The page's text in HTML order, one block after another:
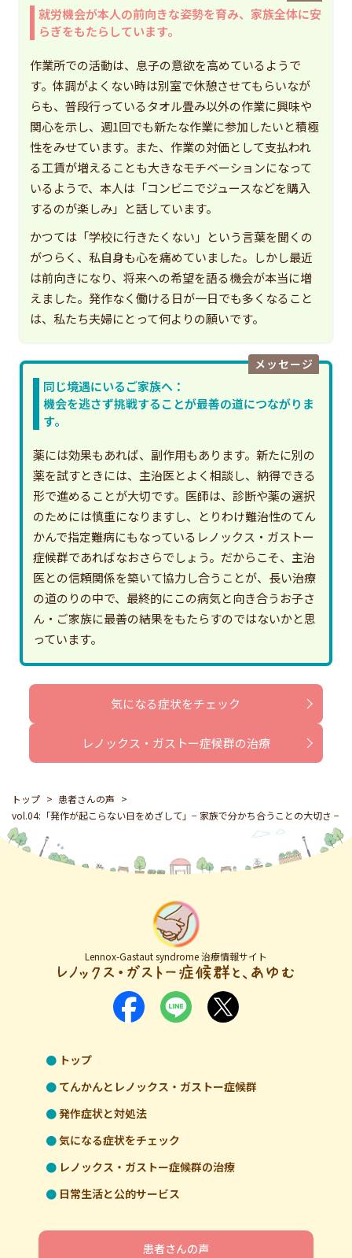
トップ
患者さんの声
vol.04:「発作が起こらない日をめざして」− 家族で分かち合うことの大切さ −
就労機会が本人の前向きな姿勢を育み、家族全体に安
らぎをもたらしています。
作業所での活動は、息子の意欲を高めているようで
す。体調がよくない時は別室で休憩させてもらいなが
らも、普段行っているタオル畳み以外の作業に興味や
関心を示し、週1回でも新たな作業に参加したいと積極
性をみせています。また、作業の対価として支払われ
る工賃が増えることも大きなモチベーションになって
いるようで、本人は「コンビニでジュースなどを購入
するのが楽しみ」と話しています。
かつては「学校に行きたくない」という言葉を聞くの
がつらく、私自身も心を痛めていました。しかし最近
は前向きになり、将来への希望を語る機会が本当に増
えました。発作なく働ける日が一日でも多くなること
は、私たち夫婦にとって何よりの願いです。
メッセージ
同じ境遇にいるご家族へ：
機会を逃さず挑戦することが最善の道につながりま
す。
薬には効果もあれば、副作用もあります。新たに別の
薬を試すときには、主治医とよく相談し、納得できる
形で進めることが大切です。医師は、診断や薬の選択
のためには慎重になりますし、とりわけ難治性のてん
かんで指定難病にもなっているレノックス・ガストー
症候群であればなおさらでしょう。だからこそ、主治
医との信頼関係を築いて協力し合うことが、長い治療
の道のりの中で、最終的にこの病気と向き合うお子さ
ん・ご家族に最善の結果をもたらすのではないかと思
っています。
気になる症状をチェック
レノックス・ガストー症候群の治療
Lennox-Gastaut syndrome 治療情報サイト
トップ
てんかんとレノックス・ガストー症候群
発作症状と対処法
気になる症状をチェック
レノックス・ガストー症候群の治療
日常生活と公的サービス
患者さんの声